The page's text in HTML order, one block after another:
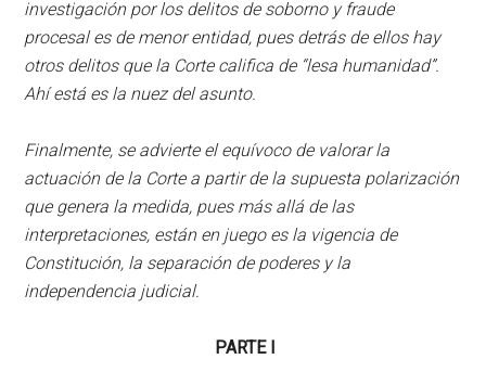
investigación por los delitos de soborno y fraude
procesal es de menor entidad, pues detrás de ellos hay
otros delitos que la Corte califica de “lesa humanidad”.
Ahí está es la nuez del asunto.
Finalmente, se advierte el equívoco de valorar la
actuación de la Corte a partir de la supuesta polarización
que genera la medida, pues más allá de las
interpretaciones, están en juego es la vigencia de
Constitución, la separación de poderes y la
independencia judicial.
PARTE I